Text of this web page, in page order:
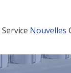
Service Nouvelles